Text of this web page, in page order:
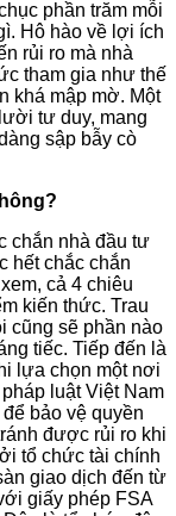
phần trăm mỗi
Hô hào về lợi ích
rủi ro mà nhà
tham gia như thế
khá mập mờ. Một
tư duy, mang
sập bẫy cò
chắn nhà đầu tư
hết chắc chắn
cả 4 chiêu
kiến thức. Trau
cũng sẽ phần nào
tiếc. Tiếp đến là
lựa chọn một nơi
luật Việt Nam
bảo vệ quyền
được rủi ro khi
tổ chức tài chính
giao dịch đến từ
giấy phép FSA